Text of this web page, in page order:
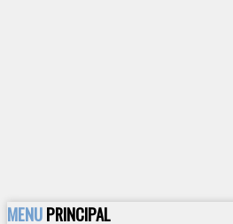
MENUPRINCIPAL